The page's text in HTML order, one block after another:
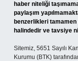
haber niteliği
paylaşım
benzerlikleri
halindedir ve tavsiye
Sitemiz, 5651 Sayılı
Kurumu (BTK)